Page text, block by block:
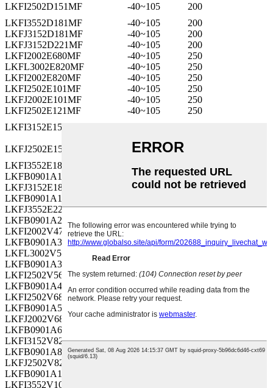
LKFI2502D151MF -40~105
200
LKFI3552D181MF
-40~105
200
LKFJ3152D181MF
-40~105
200
LKFJ3152D221MF
-40~105
200
LKFI2002E680MF
-40~105
250
LKFL3002E820MF
-40~105
250
LKFI2002E820MF
-40~105
250
LKFI2502E101MF
-40~105
250
LKFJ2002E101MF
-40~105
250
LKFI2502E121MF
-40~105
250
LKFI3152E151MF
LKFJ2502E151MF -40~105
LKFI3552E181MF
-40~105
LKFB0901A100MF
-55~105
10
LKFJ3152E181MF
-40~105
250
LKFB0901A150MF
LKFJ3552E221MF
-40~105
250
LKFB0901A220MF
10
LKFI2002V470MF
-40~105
350
LKFB0901A330MF
-55~105
10
LKFL3002V560MF
LKFB0901A390MF
-55~105
LKFI2502V560MF
-40~105
350
LKFB0901A470MF
-55~105
10
LKFI2502V680MF
-40~105
350
LKFB0901A560MF
LKFJ2002V680MF
-40~105
350
LKFB0901A680MF
LKFI3152V820MF
-40~105
350
LKFB0901A820MF
-55~105
10
LKFJ2502V820MF
LKFB0901A101MF
LKFI3552V101MF